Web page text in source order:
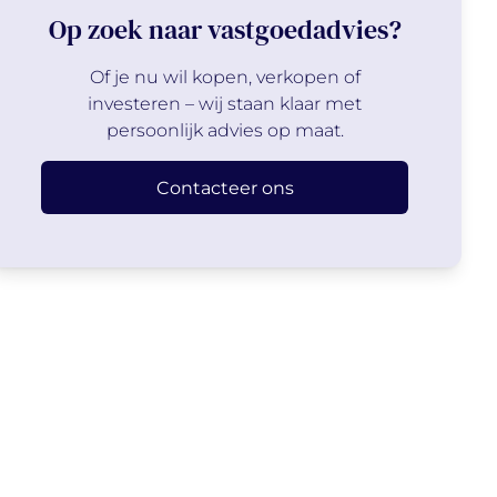
Op zoek naar vastgoedadvies?
Of je nu wil kopen, verkopen of
investeren – wij staan klaar met
persoonlijk advies op maat.
Contacteer ons